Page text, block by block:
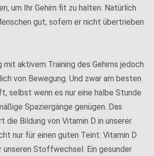
um Ihr Gehirn fit zu halten. Natürlich
gut, sofern er nicht übertrieben
mit aktivem Training des Gehirns jedoch
von Bewegung. Und zwar am besten
selbst wenn es nur eine halbe Stunde
Spaziergänge genügen. Das
die Bildung von Vitamin D in unserer
nur für einen guten Teint: Vitamin D
Stoffwechsel. Ein gesunder